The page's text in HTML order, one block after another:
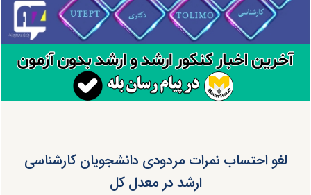
لغو احتساب نمرات مردودی دانشجویان کارشناسی
ارشد در معدل کل